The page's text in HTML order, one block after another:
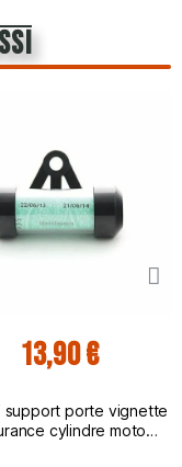
13,90 €
support porte vignette
cylindre moto